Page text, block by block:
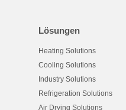
Lösungen
Heating Solutions
Cooling Solutions
Industry Solutions
Refrigeration Solutions
Air Drying Solutions